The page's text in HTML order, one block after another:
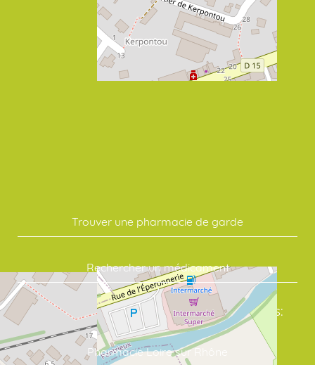
Trouver une pharmacie de garde
Rechercher un médicament
Commandez vos soins en quelques clics:
Pharmacie Loire sur Rhône